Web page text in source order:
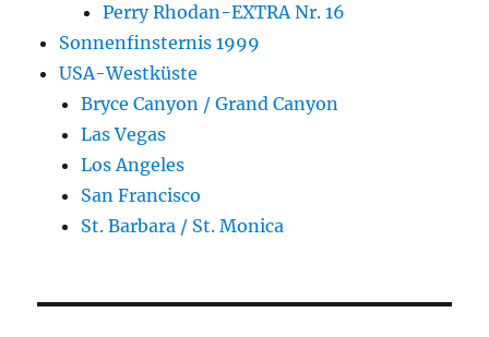
Perry Rhodan-EXTRA Nr. 16
Sonnenfinsternis 1999
USA-Westküste
Bryce Canyon / Grand Canyon
Las Vegas
Los Angeles
San Francisco
St. Barbara / St. Monica